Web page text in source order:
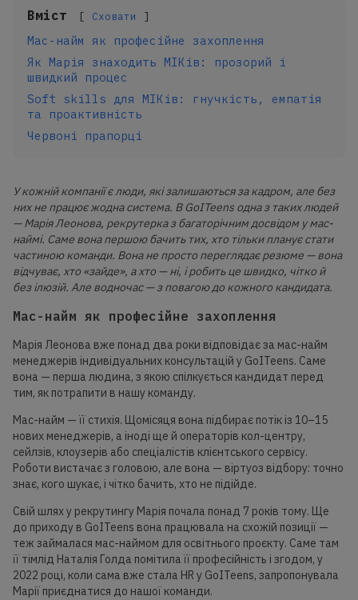
Вміст Сховати
Мас-найм як професійне захоплення
Як Марія знаходить МІКів: прозорий і
швидкий процес
Soft skills для МІКів: гнучкість, емпатія
та проактивність
Червоні прапорці
У кожній компанії є люди, які залишаються за кадром, але без
них не працює жодна система. В GoITeens одна з таких людей
— Марія Леонова, рекрутерка з багаторічним досвідом у мас-
наймі. Саме вона першою бачить тих, хто тільки планує стати
частиною команди. Вона не просто переглядає резюме — вона
відчуває, хто «зайде», а хто — ні, і робить це швидко, чітко й
без ілюзій. Але водночас — з повагою до кожного кандидата.
Мас-найм як професійне захоплення
Марія Леонова вже понад два роки відповідає за мас-найм
менеджерів індивідуальних консультацій у GoITeens. Саме
вона — перша людина, з якою спілкується кандидат перед
тим, як потрапити в нашу команду.
Мас-найм — її стихія. Щомісяця вона підбирає потік із 10–15
нових менеджерів, а іноді ще й операторів кол-центру,
сейлзів, клоузерів або спеціалістів клієнтського сервісу.
Роботи вистачає з головою, але вона — віртуоз відбору: точно
знає, кого шукає, і чітко бачить, хто не підійде.
Свій шлях у рекрутингу Марія почала понад 7 років тому. Ще
до приходу в GoITeens вона працювала на схожій позиції —
теж займалася мас-наймом для освітнього проєкту. Саме там
її тімлід Наталія Голда помітила її професійність і згодом, у
2022 році, коли сама вже стала HR у GoITeens, запропонувала
Марії приєднатися до нашої команди.